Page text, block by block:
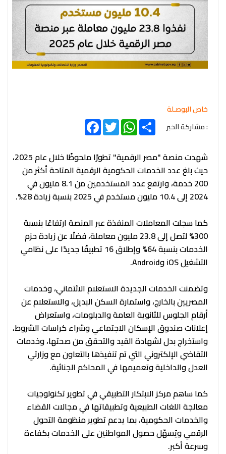
خاص البوصـلة
: مشاركة الخبر
FacebookTwitter
WhatsAppShare
شهدت منصة "مصر الرقمية" تطورًا ملحوظًا خلال عام 2025،
حيث بلغ عدد الخدمات الحكومية الرقمية المتاحة أكثر من
200 خدمة، وارتفع عدد المستخدمين من 8.1 مليون في
2024 إلى 10.4 مليون مستخدم في 2025 بنسبة زيادة 28%.
كما سجلت المعاملات المنفذة عبر المنصة ارتفاعًا بنسبة
300% لتصل إلى 23.8 مليون معاملة، فضلًا عن زيادة حزم
الخدمات بنسبة 64% وإطلاق 16 تطبيقًا جديدًا على نظامي
التشغيل iOS وAndroid.
وتضمنت الخدمات الجديدة الاستعلام الائتماني، وخدمات
المصريين بالخارج، واستمارة السكن البديل، والاستعلام عن
أرقام الجلوس للثانوية العامة والدبلومات، واستعراض
إعلانات صندوق الإسكان الاجتماعي وشراء كراسات الشروط،
واستخراج بدل لشهادة القيد والتحقق من صحتها، وخدمات
التقاضي الإلكتروني التي تم تنفيذها بالتعاون مع وزارتي
العدل والداخلية وتعميمها في المحاكم الجنائية.
كما ساهم مركز الابتكار التطبيقي في تطوير تكنولوجيات
معالجة اللغات الطبيعية وتطبيقاتها في مجالات القضاء
والخدمات الحكومية، بما يدعم تطوير منظومة التحول
الرقمي ويُسهّل حصول المواطنين على الخدمات بكفاءة
وسرعة أكبر.